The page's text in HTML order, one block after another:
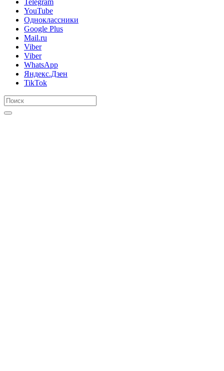
Telegram
YouTube
Одноклассники
Google Plus
Mail.ru
Viber
Viber
WhatsApp
Яндекс.Дзен
TikTok